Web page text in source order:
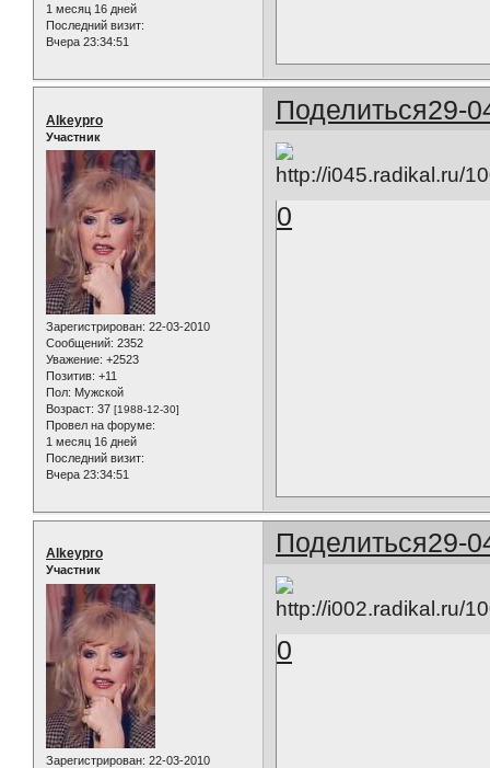
1 месяц 16 дней
Последний визит:
Вчера 23:34:51
Поделиться29-
Alkeypro
Участник
Зарегистрирован: 22-03-2010
Сообщений: 2352
Уважение: +2523
Позитив: +11
Пол: Мужской
Возраст: 37 [1988-12-30]
Провел на форуме:
1 месяц 16 дней
Последний визит:
Вчера 23:34:51
0
Поделиться29-
Alkeypro
Участник
Зарегистрирован: 22-03-2010
0